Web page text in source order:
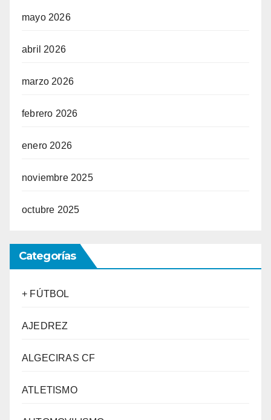
mayo 2026
abril 2026
marzo 2026
febrero 2026
enero 2026
noviembre 2025
octubre 2025
Categorías
+ FÚTBOL
AJEDREZ
ALGECIRAS CF
ATLETISMO